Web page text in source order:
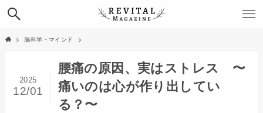
脳科学・マインド
腰痛の原因、実はストレス 〜
痛いのは心が作り出してい
る？〜
2025
12/01